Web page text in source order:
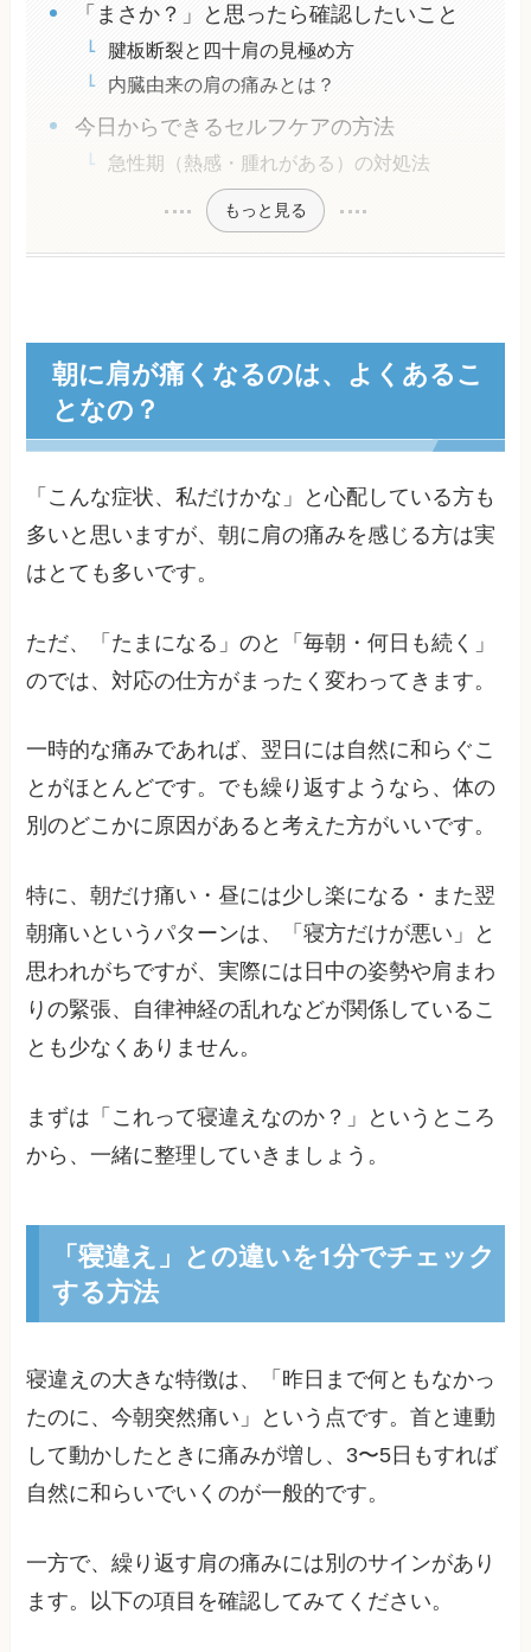
「まさか？」と思ったら確認したいこと
腱板断裂と四十肩の見極め方
内臓由来の肩の痛みとは？
今日からできるセルフケアの方法
急性期（熱感・腫れがある）の対処法
もっと見る
朝に肩が痛くなるのは、よくあるこ
となの？
「こんな症状、私だけかな」と心配している方も
多いと思いますが、朝に肩の痛みを感じる方は実
はとても多いです。
ただ、「たまになる」のと「毎朝・何日も続く」
のでは、対応の仕方がまったく変わってきます。
一時的な痛みであれば、翌日には自然に和らぐこ
とがほとんどです。でも繰り返すようなら、体の
別のどこかに原因があると考えた方がいいです。
特に、朝だけ痛い・昼には少し楽になる・また翌
朝痛いというパターンは、「寝方だけが悪い」と
思われがちですが、実際には日中の姿勢や肩まわ
りの緊張、自律神経の乱れなどが関係しているこ
とも少なくありません。
まずは「これって寝違えなのか？」というところ
から、一緒に整理していきましょう。
「寝違え」との違いを1分でチェック
する方法
寝違えの大きな特徴は、「昨日まで何ともなかっ
たのに、今朝突然痛い」という点です。首と連動
して動かしたときに痛みが増し、3〜5日もすれば
自然に和らいでいくのが一般的です。
一方で、繰り返す肩の痛みには別のサインがあり
ます。以下の項目を確認してみてください。